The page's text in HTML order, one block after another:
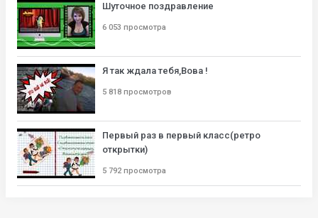
Шуточное поздравление
6 053 просмотра
Я так ждала тебя,Вова !
5 818 просмотров
Первый раз в первый класс(ретро
открытки)
5 792 просмотра